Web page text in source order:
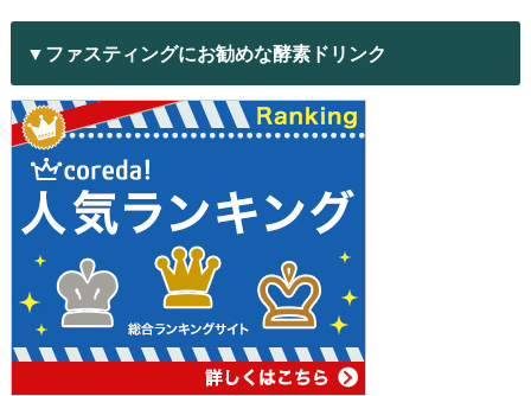
▼ファスティングにお勧めな酵素ドリンク